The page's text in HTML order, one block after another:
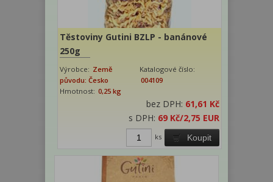
Těstoviny Gutini BZLP - banánové
250g
Výrobce: Země
původu: Česko
Katalogové číslo:
004109
Hmotnost: 0,25 kg
bez DPH: 61,61 Kč
s DPH: 69 Kč/2,75 EUR
Koupit
ks